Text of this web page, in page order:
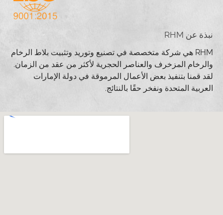
نبذة عن RHM
RHM هي شركة متخصصة في تصنيع وتوريد وتثبيت بلاط الرخام
والرخام المزخرف والعناصر الحجرية لأكثر من عقد من الزمان.
لقد قمنا بتنفيذ بعض الأعمال المرموقة في دولة الإمارات
العربية المتحدة ونفخر حقًا بالنتائج.